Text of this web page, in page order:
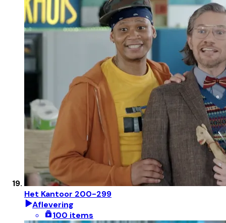
Het Kantoor 200-299
Aflevering
100 items